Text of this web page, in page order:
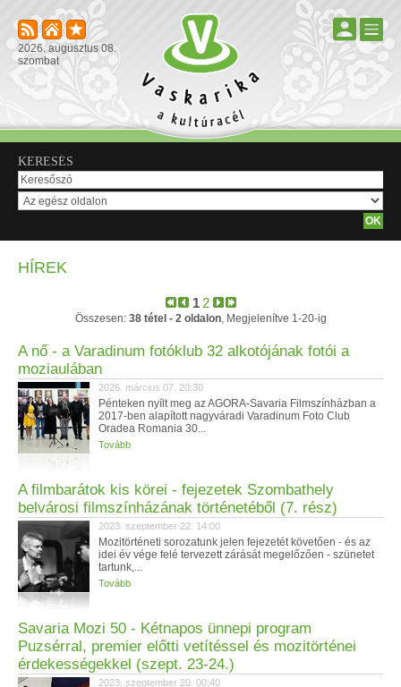
2026. augusztus 08.
szombat
KERESÉS
HÍREK
1 2
Összesen: 38 tétel - 2 oldalon, Megjelenítve 1-20-ig
A nő - a Varadinum fotóklub 32 alkotójának fotói a
moziaulában
2026. március 07. 20:30
Pénteken nyílt meg az AGORA-Savaria Filmszínházban a
2017-ben alapított nagyváradi Varadinum Foto Club
Oradea Romania 30...
Tovább
A filmbarátok kis körei - fejezetek Szombathely
belvárosi filmszínházának történetéből (7. rész)
2023. szeptember 22. 14:00
Mozitörténeti sorozatunk jelen fejezetét követően - és az
idei év vége felé tervezett zárását megelőzően - szünetet
tartunk,...
Tovább
Savaria Mozi 50 - Kétnapos ünnepi program
Puzsérral, premier előtti vetítéssel és mozitörténei
érdekességekkel (szept. 23-24.)
2023. szeptember 20. 00:40